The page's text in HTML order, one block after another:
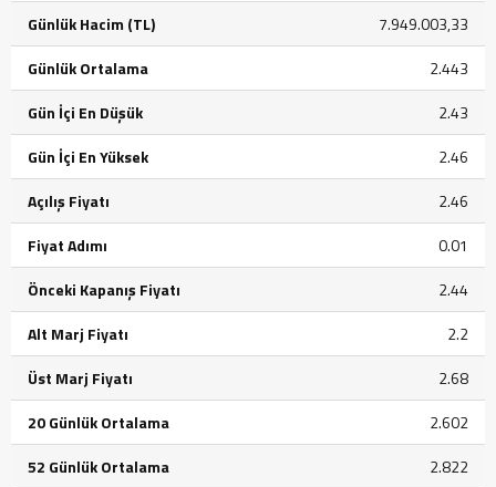
Günlük Hacim (TL)
7.949.003,33
Günlük Ortalama
2.443
Gün İçi En Düşük
2.43
Gün İçi En Yüksek
2.46
Açılış Fiyatı
2.46
Fiyat Adımı
0.01
Önceki Kapanış Fiyatı
2.44
Alt Marj Fiyatı
2.2
Üst Marj Fiyatı
2.68
20 Günlük Ortalama
2.602
52 Günlük Ortalama
2.822